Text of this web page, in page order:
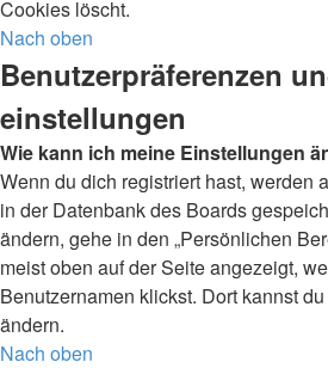
Cookies löscht.
Nach oben
Benutzerpräferenzen
einstellungen
Wie kann ich meine Einstellungen
Wenn du dich registriert hast, werden
in der Datenbank des Boards
ändern, gehe in den „Persönlichen
meist oben auf der Seite angezeigt,
Benutzernamen klickst. Dort kannst
ändern.
Nach oben